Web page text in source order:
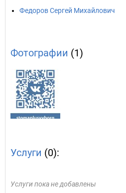
Федоров Сергей Михайлович
Фотографии (1)
Услуги (0):
Услуги пока не добавлены